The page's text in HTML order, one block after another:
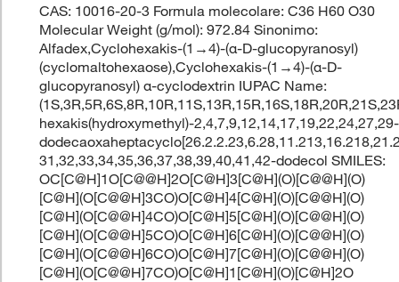
CAS: 10016-20-3 Formula molecolare: C36 H60 O30
Molecular Weight (g/mol): 972.84 Sinonimo:
Alfadex,Cyclohexakis-(1→4)-(α-D-glucopyranosyl)
(cyclomaltohexaose),Cyclohexakis-(1→4)-(α-D-
glucopyranosyl) α-cyclodextrin IUPAC Name:
hexakis(hydroxymethyl)-2,4,7,9,12,14,17,19,22,24,27,29-
31,32,33,34,35,36,37,38,39,40,41,42-dodecol SMILES:
OC[C@H]1O[C@@H]2O[C@H]3[C@H](O)[C@@H](O)
[C@H](O[C@@H]3CO)O[C@H]4[C@H](O)[C@@H](O)
[C@H](O[C@@H]4CO)O[C@H]5[C@H](O)[C@@H](O)
[C@H](O[C@@H]5CO)O[C@H]6[C@H](O)[C@@H](O)
[C@H](O[C@@H]6CO)O[C@H]7[C@H](O)[C@@H](O)
[C@H](O[C@@H]7CO)O[C@H]1[C@H](O)[C@H]2O